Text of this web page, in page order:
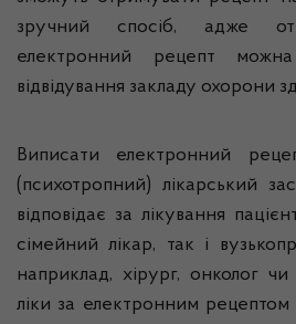
зручний спосіб, адже
електронний рецепт
відвідування закладу охорони
Виписати електронний
(психотропний) лікарський
відповідає за лікування
сімейний лікар, так і
наприклад, хірург, онколог
ліки за електронним рецептом